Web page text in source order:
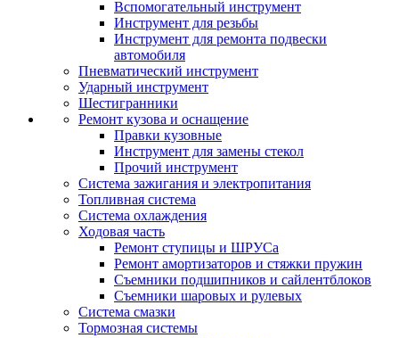
Вспомогательный инструмент
Инструмент для резьбы
Инструмент для ремонта подвески
автомобиля
Пневматический инструмент
Ударный инструмент
Шестигранники
Ремонт кузова и оснащение
Правки кузовные
Инструмент для замены стекол
Прочий инструмент
Система зажигания и электропитания
Топливная система
Система охлаждения
Ходовая часть
Ремонт ступицы и ШРУСа
Ремонт амортизаторов и стяжки пружин
Съемники подшипников и сайлентблоков
Съемники шаровых и рулевых
Система смазки
Тормозная системы